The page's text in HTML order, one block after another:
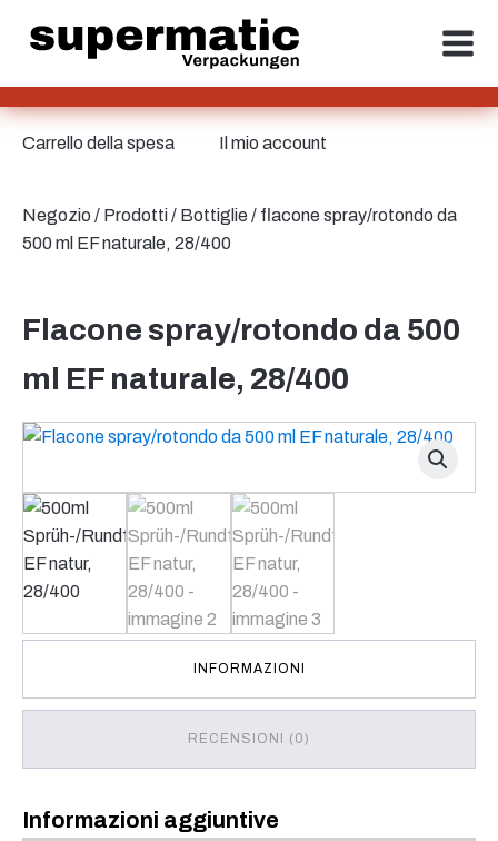
Negozio / Prodotti/ Bottiglie/ flacone spray/rotondo da
500 ml EF naturale, 28/400
Carrello della spesa Il mio account
Flacone spray/rotondo da 500
ml EF naturale, 28/400
INFORMAZIONI
RECENSIONI (0)
Informazioni aggiuntive